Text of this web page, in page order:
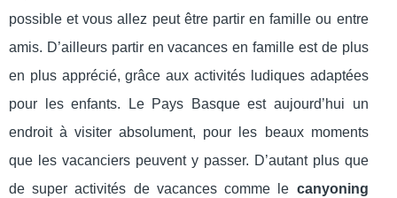
possible et vous allez peut être partir en famille ou entre
amis. D’ailleurs partir en vacances en famille est de plus
en plus apprécié, grâce aux activités ludiques adaptées
pour les enfants. Le Pays Basque est aujourd’hui un
endroit à visiter absolument, pour les beaux moments
que les vacanciers peuvent y passer. D’autant plus que
de super activités de vacances comme le canyoning